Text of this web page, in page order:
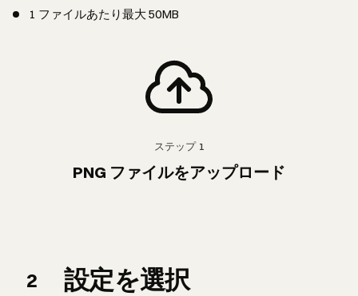
1 ファイルあたり最大 50MB
ステップ 1
PNG ファイルをアップロード
2 設定を選択